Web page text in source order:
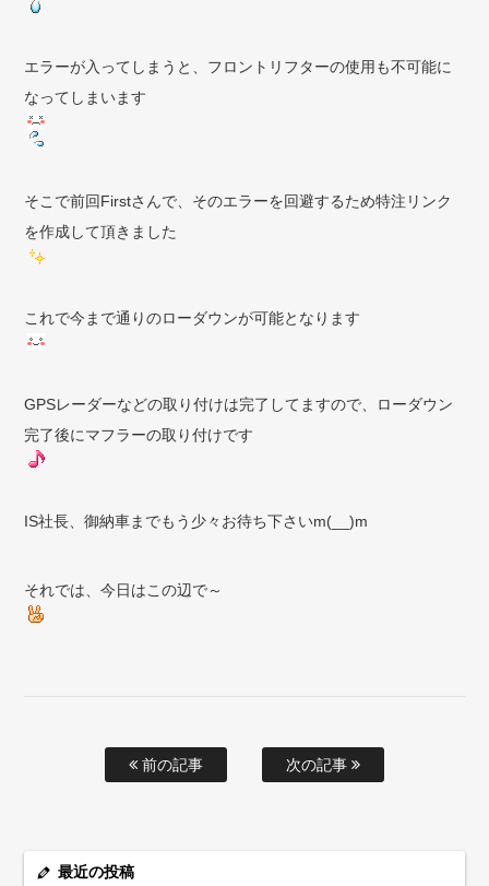
エラーが入ってしまうと、フロントリフターの使用も不可能に
なってしまいます
そこで前回Firstさんで、そのエラーを回避するため特注リンク
を作成して頂きました
これで今まで通りのローダウンが可能となります
GPSレーダーなどの取り付けは完了してますので、ローダウン
完了後にマフラーの取り付けです
IS社長、御納車までもう少々お待ち下さいm(__)m
それでは、今日はこの辺で～
前の記事 次の記事
最近の投稿